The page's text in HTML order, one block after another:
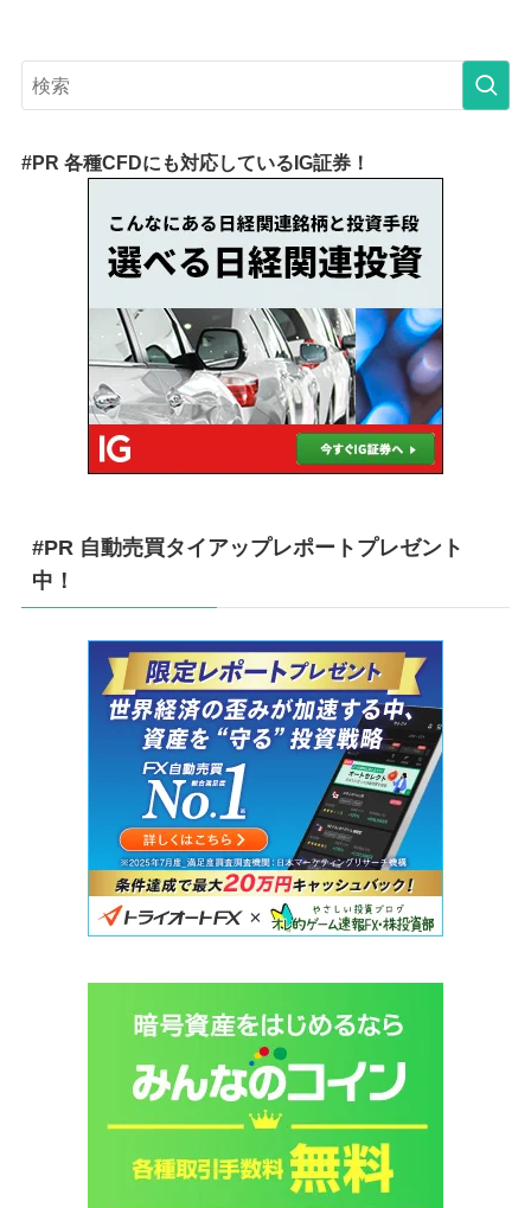
#PR 各種CFDにも対応しているIG証券！
#PR 自動売買タイアップレポートプレゼント
中！